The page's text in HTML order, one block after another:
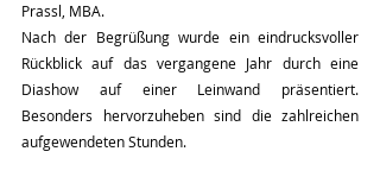
Prassl, MBA.
Nach der Begrüßung wurde ein eindrucksvoller
Rückblick auf das vergangene Jahr durch eine
Diashow auf einer Leinwand präsentiert.
Besonders hervorzuheben sind die zahlreichen
aufgewendeten Stunden.